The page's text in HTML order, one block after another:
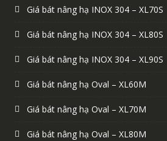
Giá bát nâng hạ INOX 304 – XL70S
Giá bát nâng hạ INOX 304 – XL80S
Giá bát nâng hạ INOX 304 – XL90S
Giá bát nâng hạ Oval – XL60M
Giá bát nâng hạ Oval – XL70M
Giá bát nâng hạ Oval – XL80M